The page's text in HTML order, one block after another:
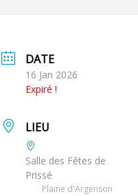
DATE
16 Jan 2026
Expiré !
LIEU
Salle des Fêtes de
Prissé
Plaine d'Argenson